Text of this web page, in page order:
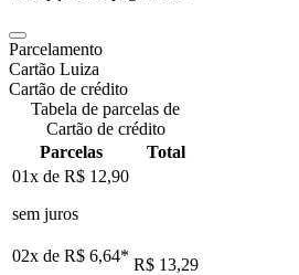
Parcelamento
Cartão Luiza
Cartão de crédito
Tabela de parcelas de
Cartão de crédito
Parcelas
Total
01x de R$ 12,90
sem juros
02x de R$ 6,64* R$ 13,29